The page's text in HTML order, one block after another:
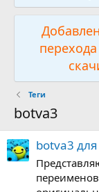
Теги
botva3
botva3